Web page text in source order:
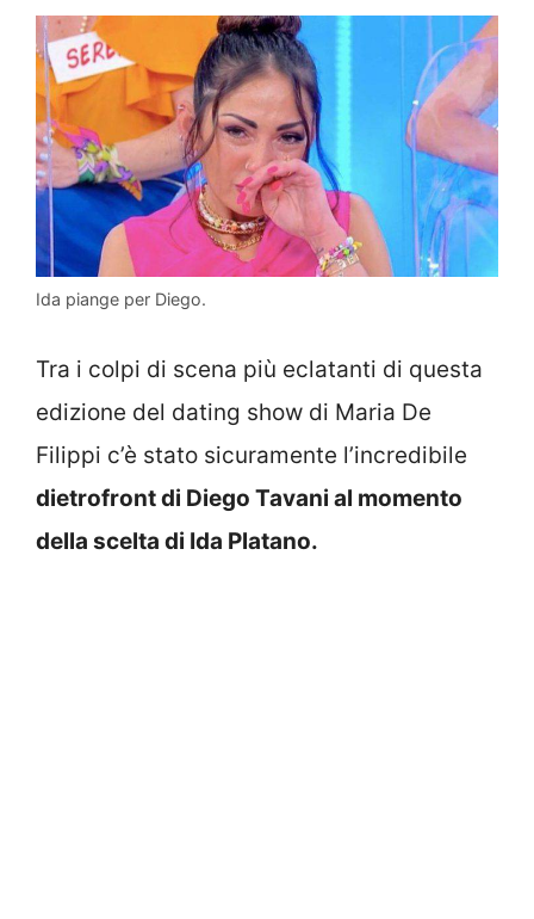
Ida piange per Diego.
Tra i colpi di scena più eclatanti di questa
edizione del dating show di Maria De
Filippi c’è stato sicuramente l’incredibile
dietrofront di Diego Tavani al momento
della scelta di Ida Platano.